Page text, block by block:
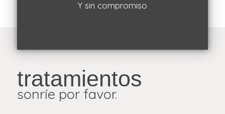
Y sin compromiso
tratamientos
sonríe por favor.